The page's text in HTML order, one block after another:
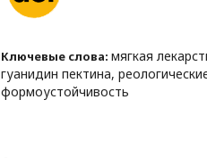
Ключевые слова: мягкая
гуанидин пектина,
формоустойчивость